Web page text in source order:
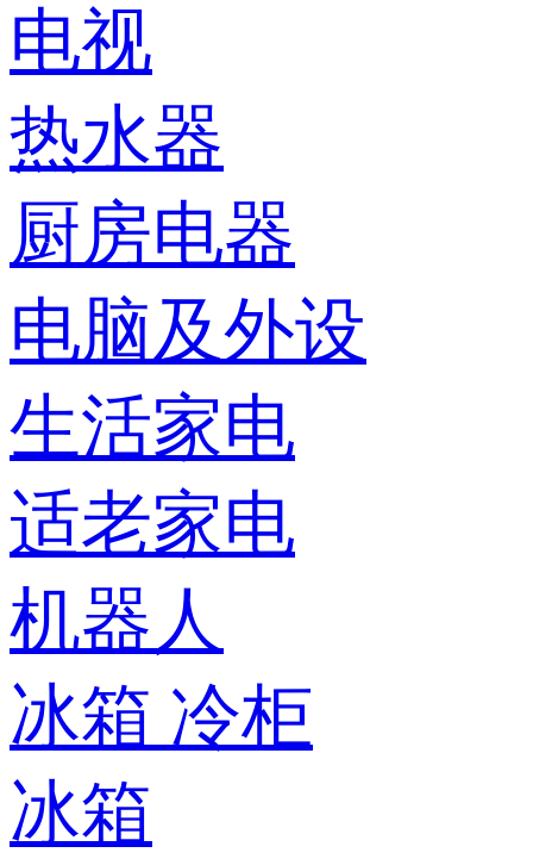
电视
热水器
厨房电器
电脑及外设
生活家电
适老家电
机器人
冰箱 冷柜
冰箱